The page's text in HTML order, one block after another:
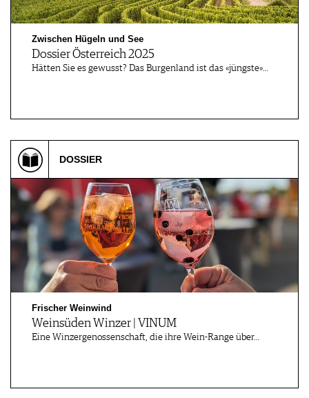
Zwischen Hügeln und See
Dossier Österreich 2025
Hätten Sie es gewusst? Das Burgenland ist das «jüngste»…
DOSSIER
Frischer Weinwind
Weinsüden Winzer | VINUM
Eine Winzergenossenschaft, die ihre Wein-Range über…